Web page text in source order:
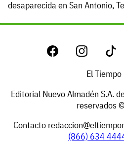
desaparecida en San Antonio,
El Tiempo
Editorial Nuevo Almadén S.A.
reservados
Contacto
(866) 634